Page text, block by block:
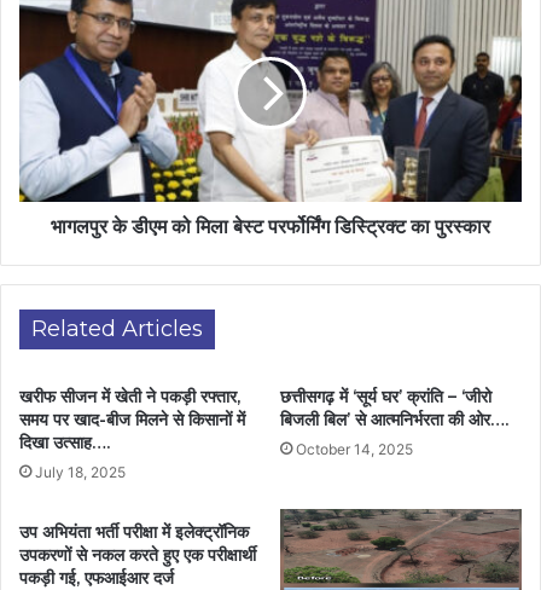
भागलपुर के डीएम को मिला बेस्ट परर्फोर्मिंग डिस्ट्रिक्ट का पुरस्कार
Related Articles
खरीफ सीजन में खेती ने पकड़ी रफ्तार,
समय पर खाद-बीज मिलने से किसानों में
दिखा उत्साह….
July 18, 2025
छत्तीसगढ़ में ‘सूर्य घर’ क्रांति – ‘जीरो
बिजली बिल’ से आत्मनिर्भरता की ओर….
October 14, 2025
उप अभियंता भर्ती परीक्षा में इलेक्ट्रॉनिक
उपकरणों से नकल करते हुए एक परीक्षार्थी
पकड़ी गई, एफआईआर दर्ज